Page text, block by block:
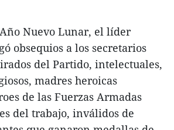
Nuevo Lunar, el líder
obsequios a los secretarios
del Partido, intelectuales,
madres heroicas
de las Fuerzas Armadas
del trabajo, inválidos de